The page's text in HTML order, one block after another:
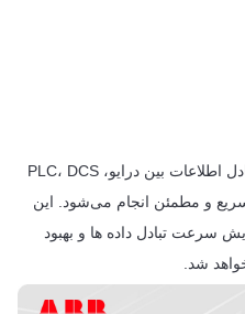
با استفاده از ماژول های فیلدباس، تبادل اطلاعات بین درایو، PLC، DCS
و مطمئن انجام می‌شود. این
سرعت تبادل داده ها و بهبود
شد.